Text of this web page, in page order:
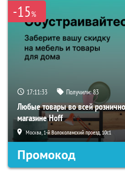
-15%
17:11:32 Получили:83
Любые товары во всей
магазине Hoff
Москва, 1-й Волоколамский проезд, 10с1
Промокод